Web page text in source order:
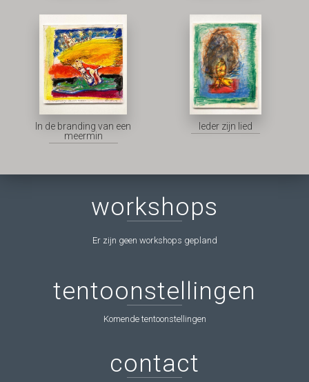
In de branding van een
meermin
Ieder zijn lied
workshops
Er zijn geen workshops gepland
contact
tentoonstellingen
Komende tentoonstellingen